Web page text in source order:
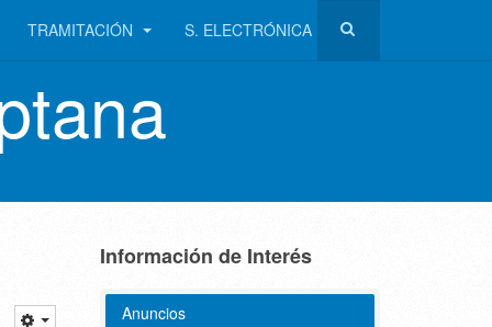
TRAMITACIÓN S. ELECTRÓNICA
Información de Interés
Anuncios